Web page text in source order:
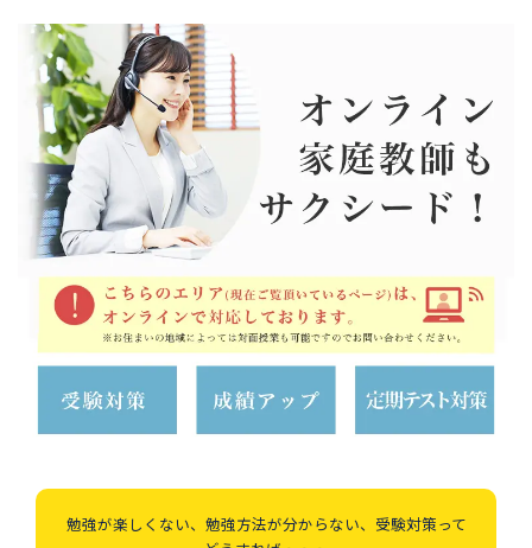
勉強が楽しくない、勉強方法が分からない、受験対策って